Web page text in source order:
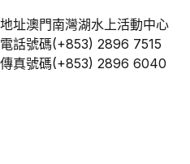
地址澳門南灣湖水上活動中心
電話號碼(+853) 2896 7515
傳真號碼(+853) 2896 6040